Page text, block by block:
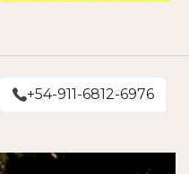
+54-911-6812-6976